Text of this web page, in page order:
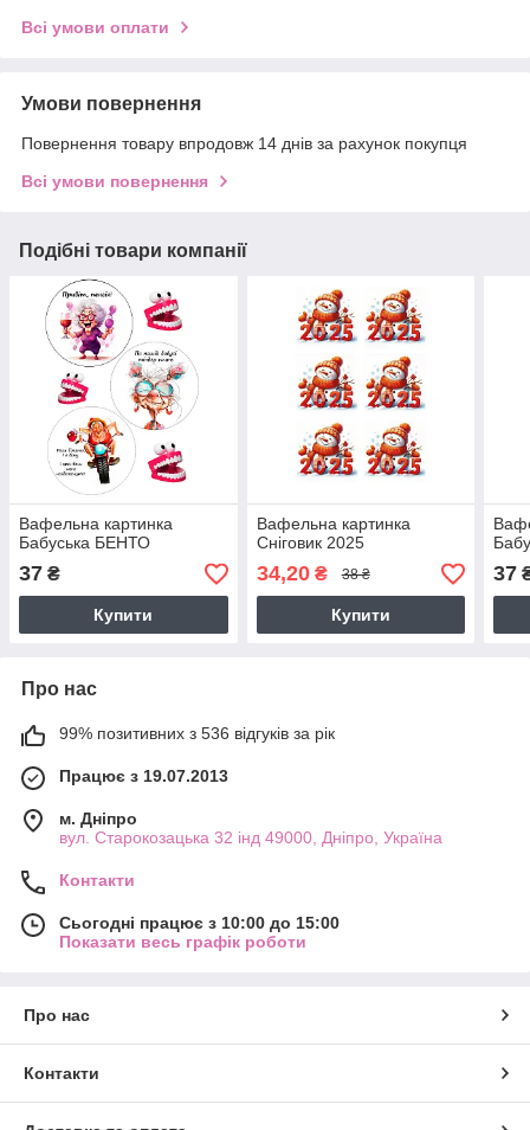
Всі умови оплати
Умови повернення
Повернення товару впродовж 14 днів за рахунок покупця
Всі умови повернення
Подібні товари компанії
Вафельна картинка
Бабуська БЕНТО
37 ₴
Купити
Вафельна картинка
Сніговик 2025
34,20₴ 38 ₴
Купити
37
Про нас
99% позитивних з 536 відгуків за рік
Працює з 19.07.2013
м. Дніпро
вул. Старокозацька 32 інд 49000, Дніпро, Україна
Контакти
Сьогодні працює з 10:00 до 15:00
Показати весь графік роботи
Про нас
Контакти